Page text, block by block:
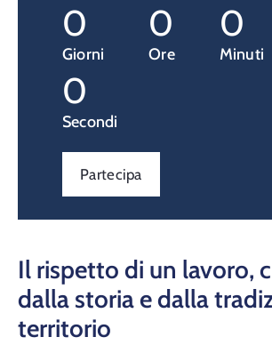
0
Giorni
0
Ore
0
Minuti
0
Secondi
Partecipa
Il rispetto di un lavoro,
dalla storia e dalla
territorio